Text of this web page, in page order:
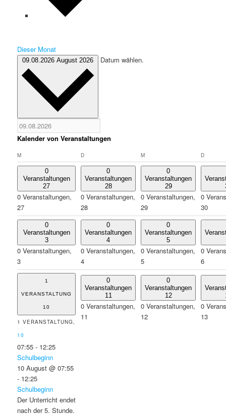
Dieser Monat
09.08.2026August 2026 Datum wählen.
Kalender von Veranstaltungen
M D M D
0
Veranstaltungen
27
0 Veranstaltungen,
27
0
Veranstaltungen
28
0 Veranstaltungen,
28
0
Veranstaltungen
29
0 Veranstaltungen,
29
0
30
0
Veranstaltungen
3
0 Veranstaltungen,
3
0
Veranstaltungen
4
0 Veranstaltungen,
4
0
Veranstaltungen
5
0 Veranstaltungen,
5
0
6
1
VERANSTALTUNG
10
1 VERANSTALTUNG,
10
07:55- 12:25
Schulbeginn
10 August @ 07:55
- 12:25
Schulbeginn
Der Unterricht endet
nach der 5. Stunde.
0
Veranstaltungen
11
0 Veranstaltungen,
11
0
Veranstaltungen
12
0 Veranstaltungen,
12
0
13